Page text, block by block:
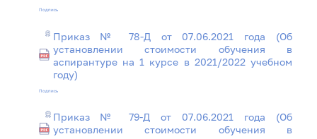
Подпись
Приказ № 78-Д от 07.06.2021 года (Об
установлении стоимости обучения в
аспирантуре на 1 курсе в 2021/2022 учебном
году)
Подпись
Приказ № 79-Д от 07.06.2021 года (Об
установлении стоимости обучения в